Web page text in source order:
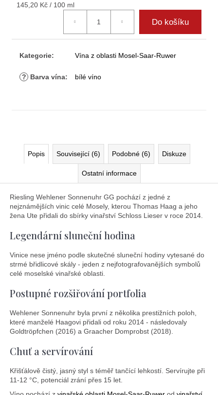
Měrná
145,20 Kč / 100 ml
Do košíku
Kategorie: Vína z oblasti Mosel-Saar-Ruwer
? Barva vína: bílé víno
Popis Související (6) Podobné (6) Diskuze
Ostatní informace
Riesling Wehlener Sonnenuhr GG pochází z jedné z
nejznámějších vinic celé Mosely, kterou Thomas Haag a jeho
žena Ute přidali do sbírky vinařství Schloss Lieser v roce 2014.
Legendární sluneční hodina
Vinice nese jméno podle skutečné sluneční hodiny vytesané do
strmé břidlicové skály - jeden z nejfotografovanějších symbolů
celé moselské vinařské oblasti.
Postupné rozšiřování portfolia
Wehlener Sonnenuhr byla první z několika prestižních poloh,
které manželé Haagovi přidali od roku 2014 - následovaly
Goldtröpfchen (2016) a Graacher Domprobst (2018).
Chuť a servírování
Křišťálově čistý, jasný styl s téměř tančící lehkostí. Servírujte při
11-12 °C, potenciál zrání přes 15 let.
e